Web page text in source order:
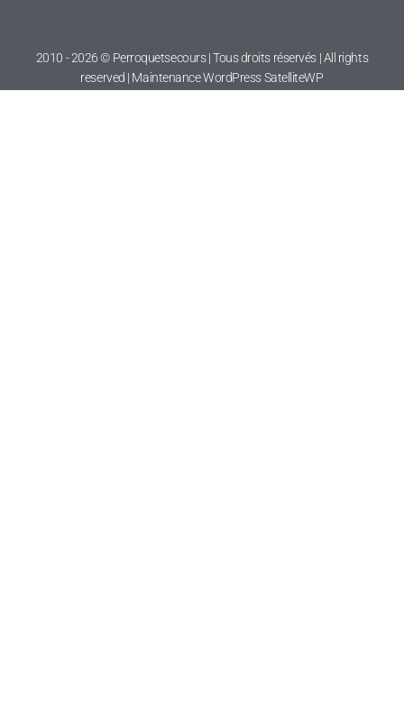
2010 - 2026 © Perroquetsecours | Tous droits réservés | All rights
reserved | Maintenance WordPressSatelliteWP